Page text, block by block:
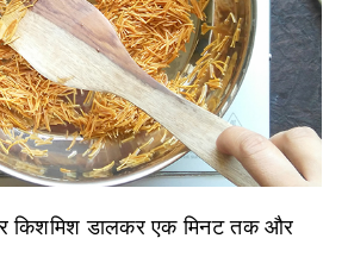
डालकर एक मिनट तक और